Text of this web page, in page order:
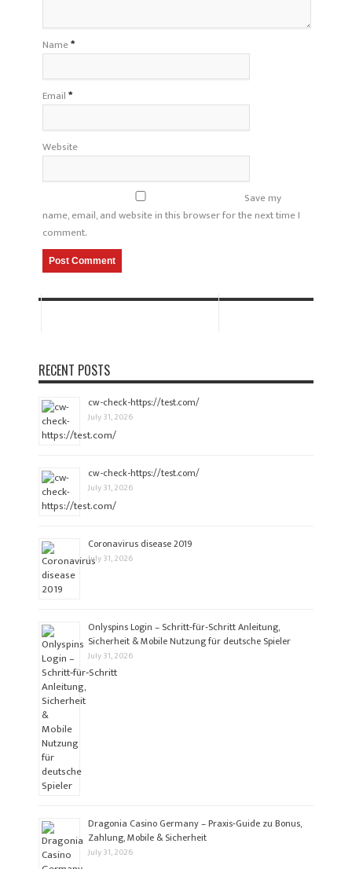
Name*
Email*
Website
Save my
name, email, and website in this browser for the next time I
comment.
RECENT POSTS
cw-check-https://test.com/
July 31, 2026
cw-check-https://test.com/
July 31, 2026
Coronavirus disease 2019
July 31, 2026
Onlyspins Login – Schritt‑für‑Schritt Anleitung,
Sicherheit & Mobile Nutzung für deutsche Spieler
July 31, 2026
Dragonia Casino Germany – Praxis‑Guide zu Bonus,
Zahlung, Mobile & Sicherheit
July 31, 2026